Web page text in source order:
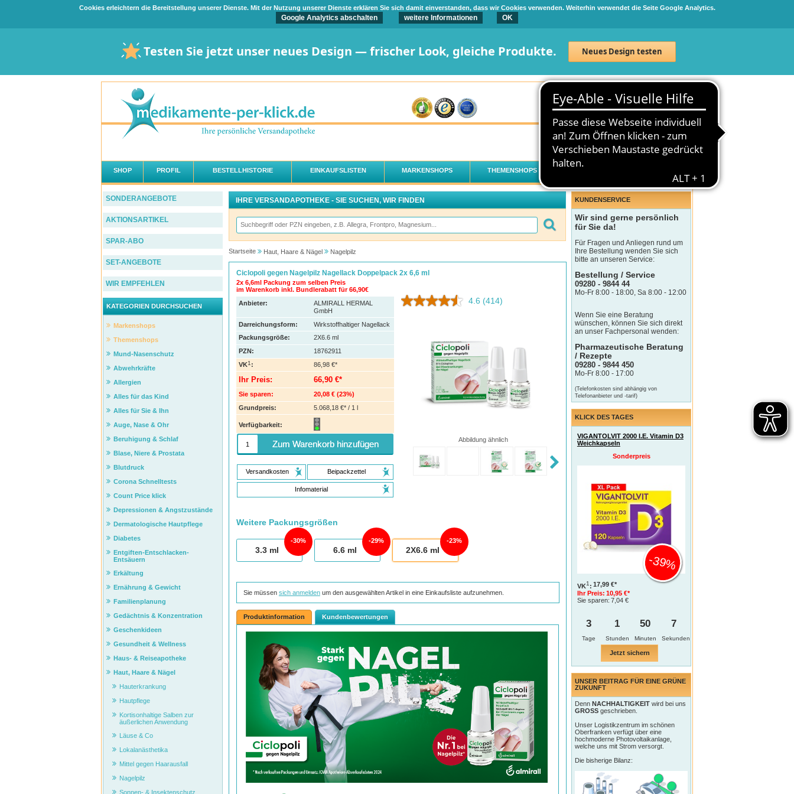
Cookies erleichtern die Bereitstellung unserer Dienste. Mit der Nutzung unserer Dienste erklären Sie sich damit einverstanden, dass wir Cookies verwenden. Weiterhin verwendet die Seite Google Analytics.
Google Analytics abschalten weitere Informationen OK
Testen Sie jetzt unser neues Design — frischer Look, gleiche Produkte. Neues Design testen
Neuanmeldung Anmelden
0 Artikel 0,00 €
SHOP PROFIL BESTELLHISTORIE EINKAUFSLISTEN MARKENSHOPS THEMENSHOPS
IHRE VERSANDAPOTHEKE - SIE SUCHEN, WIR FINDEN
Startseite Haut, Haare & Nägel Nagelpilz
Ciclopoli gegen Nagelpilz Nagellack Doppelpack 2x 6,6 ml
2x 6,6ml Packung zum selben Preis
im Warenkorb inkl. Bundlerabatt für 66,90€
4.6 (414)
Abbildung ähnlich
Anbieter:
ALMIRALL HERMAL
GmbH
Darreichungsform:
Wirkstoffhaltiger Nagellack
Packungsgröße:
2X6.6 ml
PZN:
18762911
VK1: 86,98 €*
Ihr Preis: 66,90 €*
Sie sparen: 20,08 € (23%)
Grundpreis:
5.068,18 €* / 1 l
Verfügbarkeit:
Zum Warenkorb hinzufügen
Versandkosten Beipackzettel
Infomaterial
Weitere Packungsgrößen
3.3ml
30%
6.6ml
29%
2X6.6 ml
23%
Sie müssen sich anmeldenum den ausgewählten Artikel in eine Einkaufsliste aufzunehmen.
Produktinformation Kundenbewertungen
SONDERANGEBOTE
AKTIONSARTIKEL
SPAR-ABO
SET-ANGEBOTE
WIR EMPFEHLEN
KATEGORIEN DURCHSUCHEN
Markenshops
Themenshops
Mund-Nasenschutz
Abwehrkräfte
Allergien
Alles für das Kind
Alles für Sie & Ihn
Auge, Nase & Ohr
Beruhigung & Schlaf
Blase, Niere & Prostata
Blutdruck
Corona Schnelltests
Count Price klick
Depressionen & Angstzustände
Dermatologische Hautpflege
Diabetes
Entgiften-Entschlacken-
Entsäuern
Erkältung
Ernährung & Gewicht
Familienplanung
Gedächtnis & Konzentration
Geschenkideen
Gesundheit & Wellness
Haus- & Reiseapotheke
Haut, Haare & Nägel
Hauterkrankung
Hautpflege
Kortisonhaltige Salben zur
äußerlichen Anwendung
Läuse & Co
Lokalanästhetika
Mittel gegen Haarausfall
Nagelpilz
Sonnen- & Insektenschutz
KUNDENSERVICE
Wir sind gerne persönlich
für Sie da!
Für Fragen und Anliegen rund um
Ihre Bestellung wenden Sie sich
bitte an unseren Service:
Bestellung / Service
09280 - 9844 44
Mo-Fr 8:00 - 18:00, Sa 8:00 - 12:00
Wenn Sie eine Beratung
wünschen, können Sie sich direkt
an unser Fachpersonal wenden:
Pharmazeutische Beratung
/ Rezepte
09280 - 9844 450
Mo-Fr 8:00 - 17:00
(Telefonkosten sind abhängig von
Telefonanbieter und -tarif)
KLICK DES TAGES
VIGANTOLVIT 2000 I.E. Vitamin D3
Weichkapseln
Sonderpreis
VK1 : 17,99 €*
Ihr Preis: 10,95 €*
Sie sparen: 7,04 €
-39%
3
Tage
1 50 6
Jetzt sichern
UNSER BEITRAG FÜR EINE GRÜNE
ZUKUNFT
DennNACHHALTIGKEIT wird bei uns
GROSS geschrieben.
Unser Logistikzentrum im schönen
Oberfranken verfügt über eine
hochmoderne Photovoltaikanlage,
welche uns mit Strom versorgt.
Die bisherige Bilanz: